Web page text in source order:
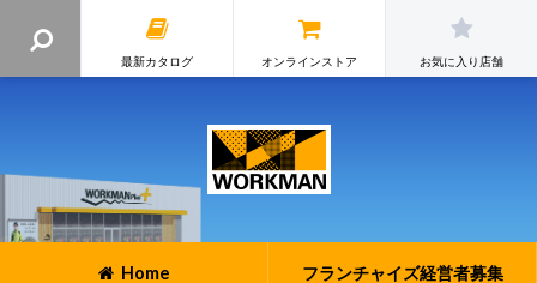
最新カタログ オンラインストア お気に入り店舗
Home フランチャイズ経営者募集